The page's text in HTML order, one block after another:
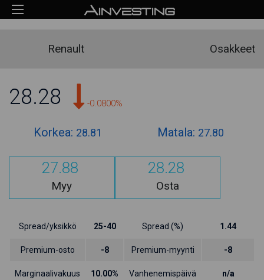
Renault Osakkeet
28.28 -0.0800%
Korkea: 28.81 Matala: 27.80
27.88
Myy
28.28
Osta
Spread/yksikkö 25-40 Spread (%) 1.44
Premium-osto -8 Premium-myynti -8
Marginaalivakuus 10.00% Vanhenemispäivä n/a